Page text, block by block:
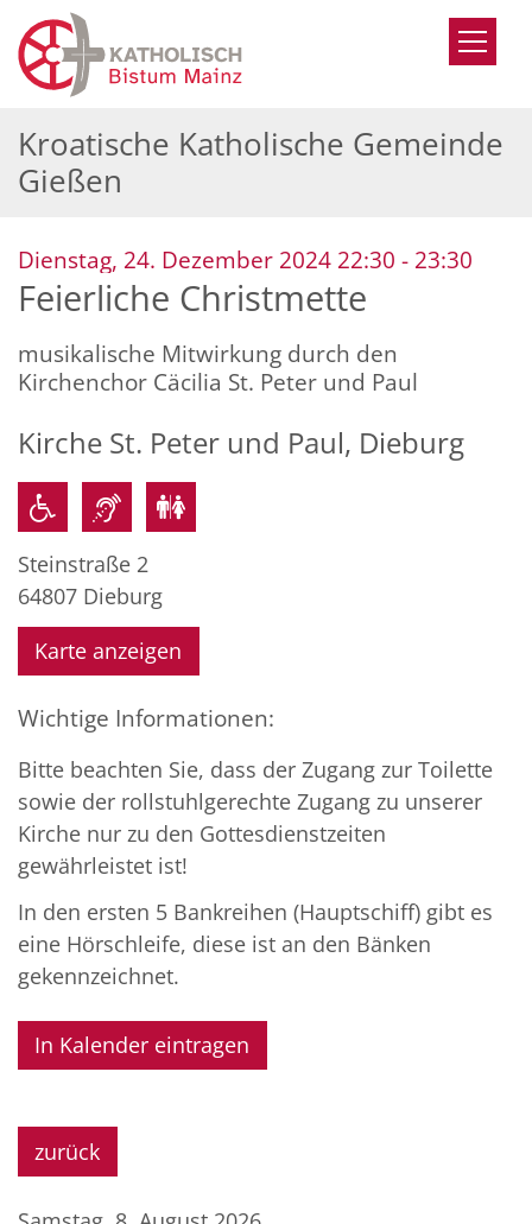
Zum Inhalt springen
Kroatische Katholische Gemeinde
Gießen
Dienstag, 24. Dezember 2024 22:30 - 23:30
Feierliche Christmette
musikalische Mitwirkung durch den
Kirchenchor Cäcilia St. Peter und Paul
Kirche St. Peter und Paul, Dieburg
Steinstraße 2
64807 Dieburg
Karte anzeigen
Wichtige Informationen:
Bitte beachten Sie, dass der Zugang zur Toilette
sowie der rollstuhlgerechte Zugang zu unserer
Kirche nur zu den Gottesdienstzeiten
gewährleistet ist!
In den ersten 5 Bankreihen (Hauptschiff) gibt es
eine Hörschleife, diese ist an den Bänken
gekennzeichnet.
In Kalender eintragen
zurück